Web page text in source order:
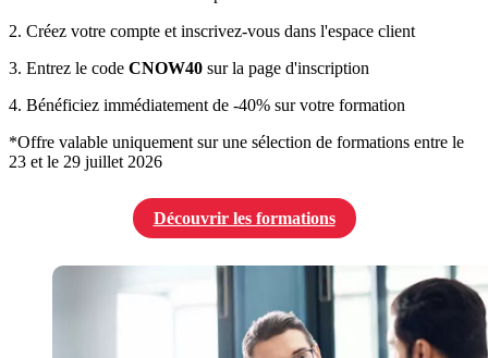
2. Créez votre compte et inscrivez-vous dans l'espace client
3. Entrez le code CNOW40 sur la page d'inscription
4. Bénéficiez immédiatement de -40% sur votre formation
*Offre valable uniquement sur une sélection de formations entre le
23 et le 29 juillet 2026
Découvrir les formations